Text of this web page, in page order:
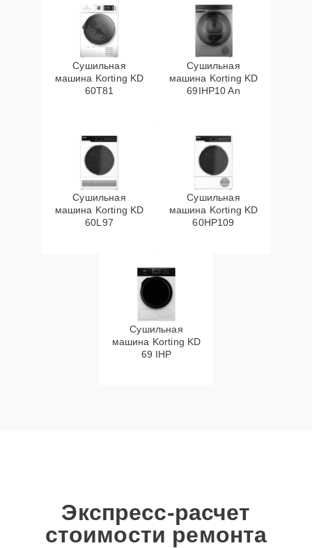
Сушильная
машина Korting KD
60T81
Сушильная
машина Korting KD
69IHP10 An
Сушильная
машина Korting KD
60L97
Сушильная
машина Korting KD
60HP109
Сушильная
машина Korting KD
69 IHP
Экспресс-расчет
стоимости ремонта